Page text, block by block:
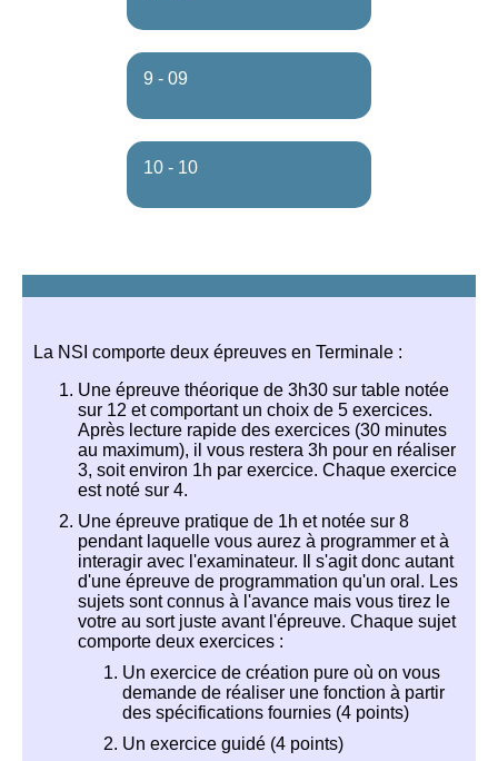
9 - 09
10 - 10
La NSI comporte deux épreuves en Terminale :
Une épreuve théorique de 3h30 sur table notée
sur 12 et comportant un choix de 5 exercices.
Après lecture rapide des exercices (30 minutes
au maximum), il vous restera 3h pour en réaliser
3, soit environ 1h par exercice. Chaque exercice
est noté sur 4.
Une épreuve pratique de 1h et notée sur 8
pendant laquelle vous aurez à programmer et à
interagir avec l'examinateur. Il s'agit donc autant
d'une épreuve de programmation qu'un oral. Les
sujets sont connus à l'avance mais vous tirez le
votre au sort juste avant l'épreuve. Chaque sujet
comporte deux exercices :
Un exercice de création pure où on vous
demande de réaliser une fonction à partir
des spécifications fournies (4 points)
Un exercice guidé (4 points)